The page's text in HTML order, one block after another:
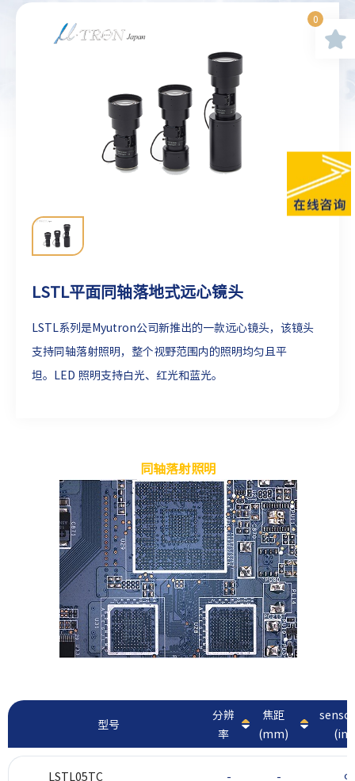
LSTL平面同轴落地式远心镜头
LSTL系列是Myutron公司新推出的一款远心镜头，该镜头
支持同轴落射照明，整个视野范围内的照明均匀且平
坦。 LED 照明支持白光、红光和蓝光。
同轴落射照明
型号
分辨
率
焦距
(mm)
LSTL05TC - -
0